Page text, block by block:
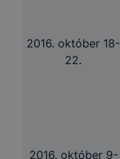
2016. október 18-
22.
2016. október 9-